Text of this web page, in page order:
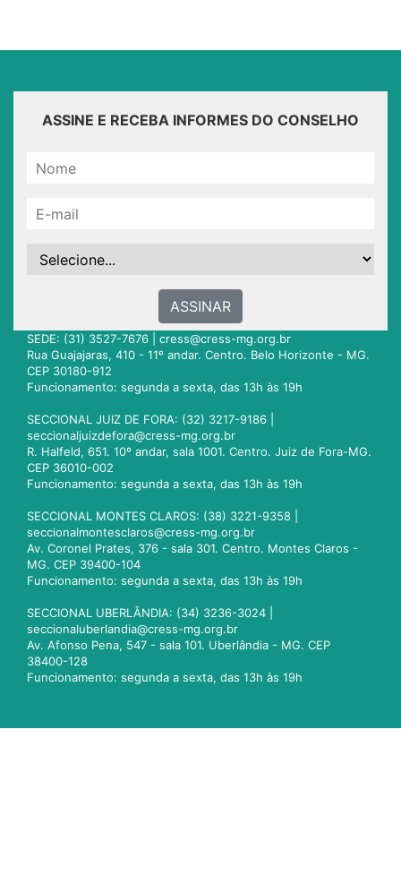
ASSINE E RECEBA INFORMES DO CONSELHO
ASSINAR
SEDE: (31) 3527-7676 | cress@cress-mg.org.br
Rua Guajajaras, 410 - 11º andar. Centro. Belo Horizonte - MG.
CEP 30180-912
Funcionamento: segunda a sexta, das 13h às 19h
SECCIONAL JUIZ DE FORA: (32) 3217-9186 |
seccionaljuizdefora@cress-mg.org.br
R. Halfeld, 651. 10º andar, sala 1001. Centro. Juiz de Fora-MG.
CEP 36010-002
Funcionamento: segunda a sexta, das 13h às 19h
SECCIONAL MONTES CLAROS: (38) 3221-9358 |
seccionalmontesclaros@cress-mg.org.br
Av. Coronel Prates, 376 - sala 301. Centro. Montes Claros -
MG. CEP 39400-104
Funcionamento: segunda a sexta, das 13h às 19h
SECCIONAL UBERLÂNDIA: (34) 3236-3024 |
seccionaluberlandia@cress-mg.org.br
Av. Afonso Pena, 547 - sala 101. Uberlândia - MG. CEP
38400-128
Funcionamento: segunda a sexta, das 13h às 19h